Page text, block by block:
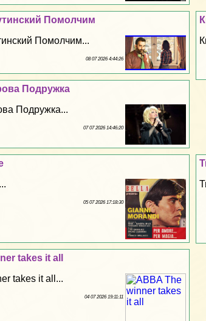
Помолчим
Помолчим...
08 07 2026 4:44:26
Подружка
Подружка...
07 07 2026 14:46:20
05 07 2026 17:18:30
takes it all
takes it all...
04 07 2026 19:11:11